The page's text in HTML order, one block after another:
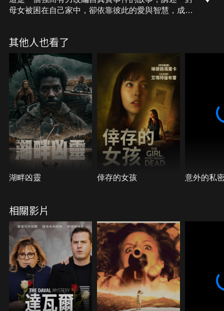
母女被困在自己家中，卻依靠彼此的愛與智慧，成功
其他人也看了
湖畔凶靈 倖存的女孩 意外的私
相關影片